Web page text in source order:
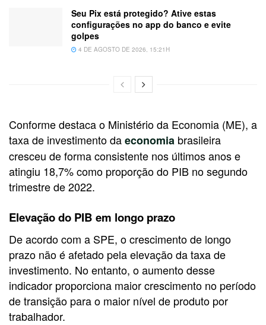
Seu Pix está protegido? Ative estas
configurações no app do banco e evite
golpes
4 DE AGOSTO DE 2026, 15:21H
Conforme destaca o Ministério da Economia (ME), a
taxa de investimento daeconomia brasileira
cresceu de forma consistente nos últimos anos e
atingiu 18,7% como proporção do PIB no segundo
trimestre de 2022.
Elevação do PIB em longo prazo
De acordo com a SPE, o crescimento de longo
prazo não é afetado pela elevação da taxa de
investimento. No entanto, o aumento desse
indicador proporciona maior crescimento no período
de transição para o maior nível de produto por
trabalhador.